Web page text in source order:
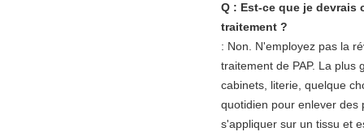
Q : Est-ce que je devrais
traitement ?
: Non. N'employez pas la
traitement de PAP. La plus
cabinets, literie, quelque
quotidien pour enlever des
s'appliquer sur un tissu et